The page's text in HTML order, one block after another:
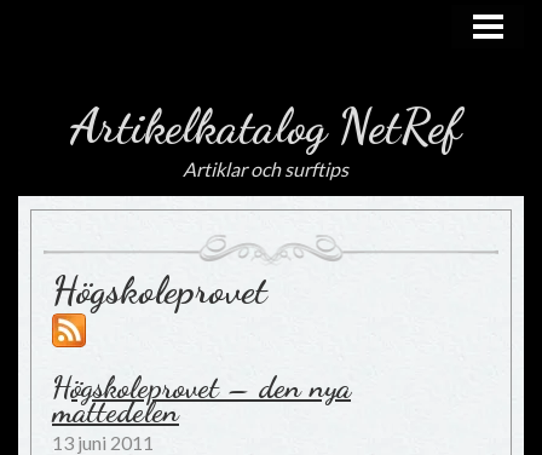
Artikelkatalog NetRef
Artiklar och surftips
Högskoleprovet
Högskoleprovet – den nya
mattedelen
13 juni 2011